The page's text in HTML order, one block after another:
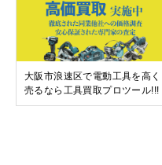
大阪市浪速区で電動工具を高く
売るなら工具買取プロツール!!!